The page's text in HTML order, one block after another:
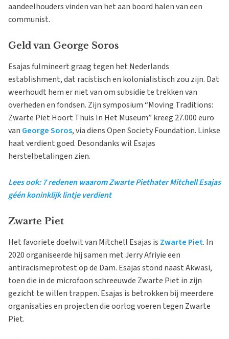
aandeelhouders vinden van het aan boord halen van een
communist.
Geld van George Soros
Esajas fulmineert graag tegen het Nederlands
establishment, dat racistisch en kolonialistisch zou zijn. Dat
weerhoudt hem er niet van om subsidie te trekken van
overheden en fondsen. Zijn symposium “Moving Traditions:
Zwarte Piet Hoort Thuis In Het Museum” kreeg 27.000 euro
van George Soros, via diens Open Society Foundation. Linkse
haat verdient goed. Desondanks wil Esajas
herstelbetalingen zien.
Lees ook: 7 redenen waarom Zwarte Piethater Mitchell Esajas
géén koninklijk lintje verdient
Zwarte Piet
Het favoriete doelwit van Mitchell Esajas is Zwarte Piet. In
2020 organiseerde hij samen met Jerry Afriyie een
antiracismeprotest op de Dam. Esajas stond naast Akwasi,
toen die in de microfoon schreeuwde Zwarte Piet in zijn
gezicht te willen trappen. Esajas is betrokken bij meerdere
organisaties en projecten die oorlog voeren tegen Zwarte
Piet.